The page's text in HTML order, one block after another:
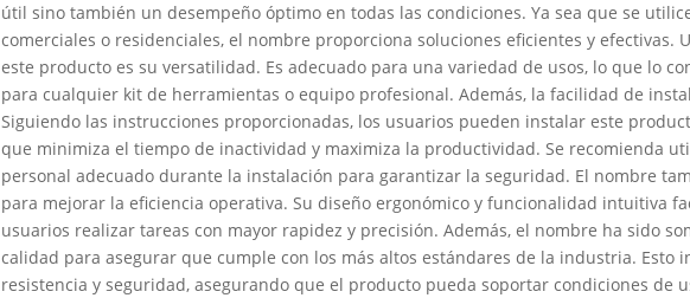
útil sino también un desempeño óptimo en todas las condiciones. Ya sea que se
comerciales o residenciales, el nombre proporciona soluciones eficientes y efectivas.
este producto es su versatilidad. Es adecuado para una variedad de usos, lo que lo
para cualquier kit de herramientas o equipo profesional. Además, la facilidad de
Siguiendo las instrucciones proporcionadas, los usuarios pueden instalar este
que minimiza el tiempo de inactividad y maximiza la productividad. Se recomienda
personal adecuado durante la instalación para garantizar la seguridad. El nombre
para mejorar la eficiencia operativa. Su diseño ergonómico y funcionalidad intuitiva
usuarios realizar tareas con mayor rapidez y precisión. Además, el nombre ha sido
calidad para asegurar que cumple con los más altos estándares de la industria. Esto
resistencia y seguridad, asegurando que el producto pueda soportar condiciones de